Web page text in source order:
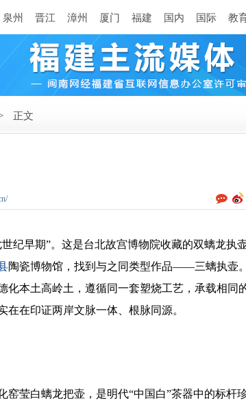
泉州 晋江 漳州 厦门 福建 国内 国际 教
正文
早期”。这是台北故宫博物院收藏的双螭龙执
陶瓷博物馆，找到与之同类型作品——三螭执壶
化本土高岭土，遵循同一套塑烧工艺，承载相同
在印证两岸文脉一体、根脉同源。
莹白螭龙把壶，是明代“中国白”茶器中的标杆